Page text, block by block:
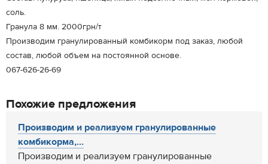
соль.
Гранула 8 мм. 2000грн/т
Производим гранулированный комбикорм под заказ, любой
состав, любой объем на постоянной основе.
067-626-26-69
Похожие предложения
Производим и реализуем гранулированные
комбикорма,...
Производим и реализуем гранулированные